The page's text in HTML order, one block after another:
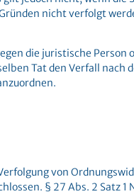
nicht verfolgt
die juristische Person
Tat den Verfall nach
von
§ 27 Abs. 2 Satz